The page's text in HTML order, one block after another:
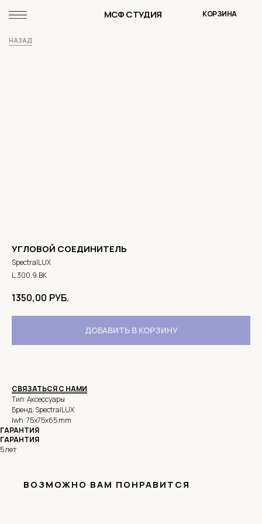
МСФ СТУДИЯ КОРЗИНА
НАЗАД
УГЛОВОЙ СОЕДИНИТЕЛЬ
SpectralLUX
L.300.9.BK
1350,00 РУБ.
ДОБАВИТЬ В КОРЗИНУ
СВЯЗАТЬСЯ С НАМИ
Тип: Аксессуары
Бренд: SpectralLUX
lwh: 75x75x65 mm
ГАРАНТИЯ
ГАРАНТИЯ
5 лет
ВОЗМОЖНО ВАМ ПОНРАВИТСЯ